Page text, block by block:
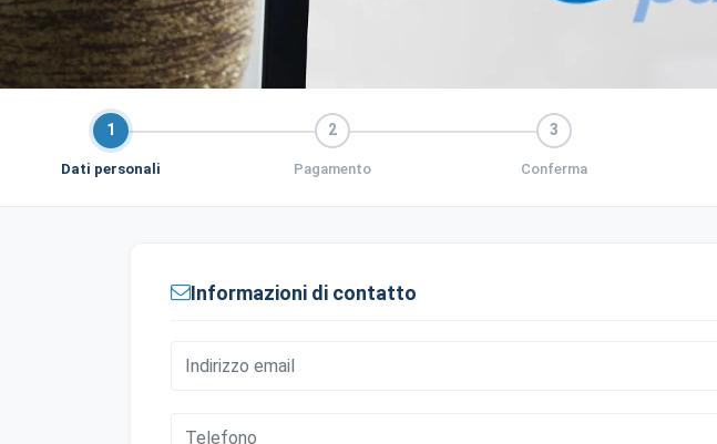
1
Dati personali
2
Pagamento
3
Conferma
Informazioni di contatto